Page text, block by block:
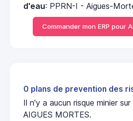
d'eau: PPRN-I - Aigues-
Commander mon ERP pour
0 plans de prevention des
Il n'y a aucun risque minier
AIGUES MORTES.